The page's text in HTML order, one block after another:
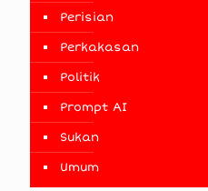
Perisian
Perkakasan
Politik
Prompt AI
Sukan
Umum